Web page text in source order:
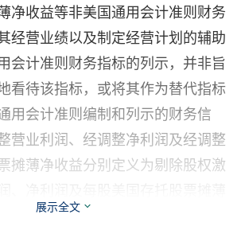
净收益等非美国通用会计准则财务
经营业绩以及制定经营计划的辅助
会计准则财务指标的列示，并非旨
看待该指标，或将其作为替代指标
用会计准则编制和列示的财务信
营业利润、经调整净利润及经调整
摊薄净收益分别定义为剔除股权激
业利润、经调整净利润及经调整每
展示全文